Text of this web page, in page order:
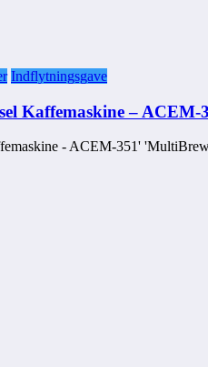
Indflytningsgave
Kaffemaskine – ACEM-
- ACEM-351'